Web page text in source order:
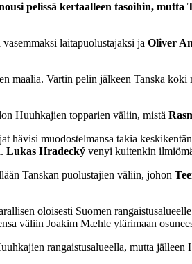
pelissä kertaalleen tasoihin, mutta
laitapuolustajaksi ja Oliver
maalia. Vartin pelin jälkeen Tanska
Huuhkajien topparien väliin, mistä
hävisi muodostelmansa takia
Lukas Hradecký venyi kuitenkin
Tanskan puolustajien väliin, johon
oloisesti Suomen
väliin Joakim Mæhle ylärimaan
rangaistusalueella, mutta